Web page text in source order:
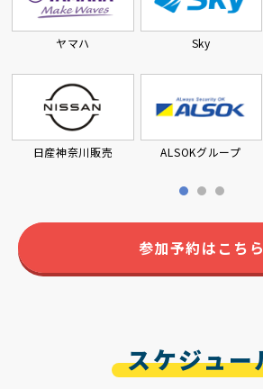
ヤマハ Sky
日産神奈川販売 ALSOKグループ
参加予約はこちら
スケジュー